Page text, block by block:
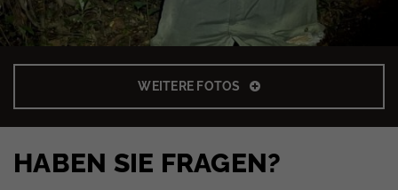
WEITERE FOTOS
HABEN SIE FRAGEN?